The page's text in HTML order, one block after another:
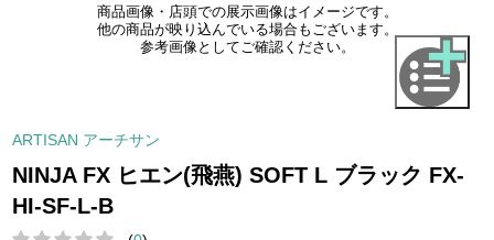
商品画像・店頭での展示画像はイメージです。
他の商品が映り込んでいる場合もございます。
参考画像としてご確認ください。
ARTISAN アーチサン
NINJA FX ヒエン(飛燕) SOFT L ブラック FX-
HI-SF-L-B